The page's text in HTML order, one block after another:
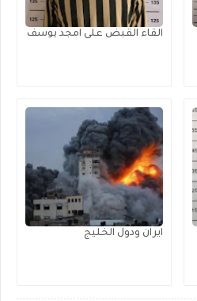
القاء القبض على امجد يوسف
ايران ودول الخليج